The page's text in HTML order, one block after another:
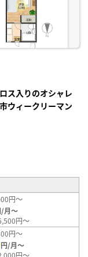
ス入りのオシャレ
ウィークリーマン
円～
/月～
円～
円～
円/月～
円～